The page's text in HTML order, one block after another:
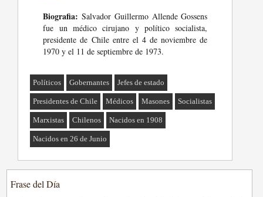
Biografia: Salvador Guillermo Allende Gossens
fue un médico cirujano y político socialista,
presidente de Chile entre el 4 de noviembre de
1970 y el 11 de septiembre de 1973.
Políticos Gobernantes Jefes de estado
Presidentes de Chile Médicos Masones Socialistas
Marxistas Chilenos Nacidos en 1908
Nacidos en 26 de Junio
Frase del Día